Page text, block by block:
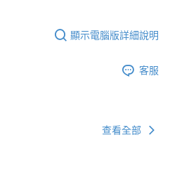
顯示電腦版詳細說明
客服
查看全部